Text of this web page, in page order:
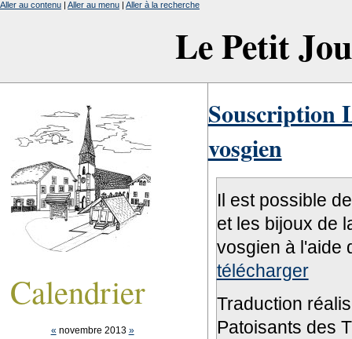
Le Petit
Aller au contenu | Aller au menu | Aller à la recherche
Souscription
vosgien
Il est possible
et les bijoux de
vosgien à l'aide
télécharger
Traduction
Patoisants des
Calendrier
« novembre 2013 »